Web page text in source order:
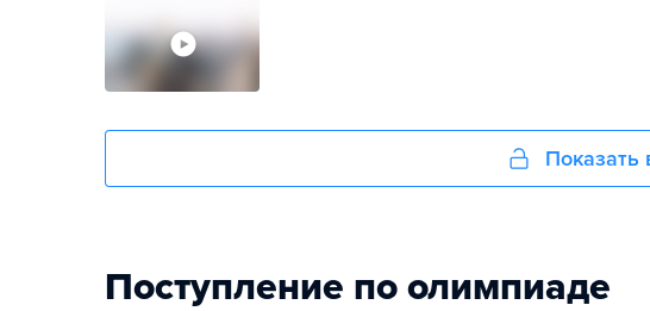
Показать
Поступление по олимпиаде